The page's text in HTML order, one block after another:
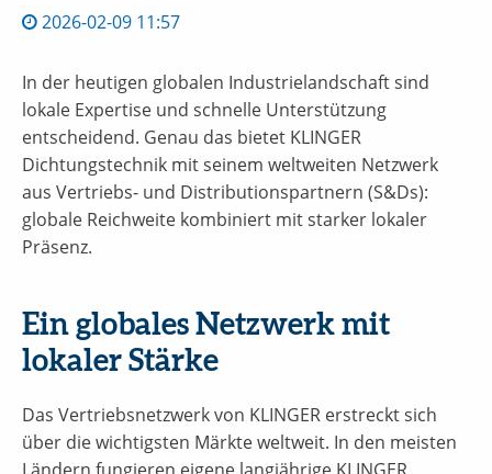
2026-02-09 11:57
In der heutigen globalen Industrielandschaft sind
lokale Expertise und schnelle Unterstützung
entscheidend. Genau das bietet KLINGER
Dichtungstechnik mit seinem weltweiten Netzwerk
aus Vertriebs- und Distributionspartnern (S&Ds):
globale Reichweite kombiniert mit starker lokaler
Präsenz.
Ein globales Netzwerk mit
lokaler Stärke
Das Vertriebsnetzwerk von KLINGER erstreckt sich
über die wichtigsten Märkte weltweit. In den meisten